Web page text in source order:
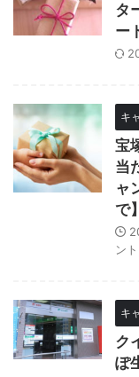
タ
ー
キ
宝
当
ャ
で】
ント
キ
ク
ぽ